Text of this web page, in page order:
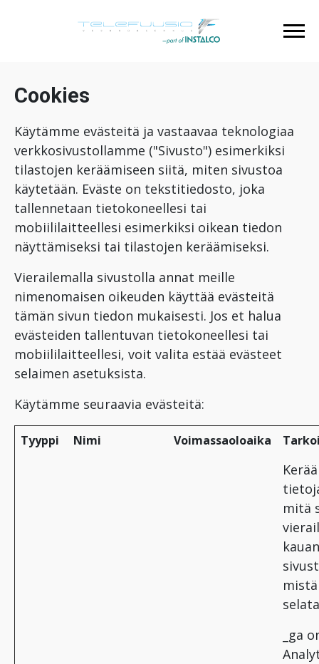
Cookies
Käytämme evästeitä ja vastaavaa teknologiaa
verkkosivustollamme ("Sivusto") esimerkiksi
tilastojen keräämiseen siitä, miten sivustoa
käytetään. Eväste on tekstitiedosto, joka
tallennetaan tietokoneellesi tai
mobiililaitteellesi esimerkiksi oikean tiedon
näyttämiseksi tai tilastojen keräämiseksi.
Vierailemalla sivustolla annat meille
nimenomaisen oikeuden käyttää evästeitä
tämän sivun tiedon mukaisesti. Jos et halua
evästeiden tallentuvan tietokoneellesi tai
mobiililaitteellesi, voit valita estää evästeet
selaimen asetuksista.
Käytämme seuraavia evästeitä:
Tyyppi Nimi Voimassaoloaika
mitä
_ga